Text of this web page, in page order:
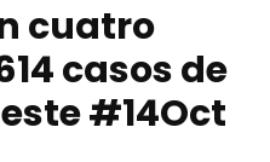
cuatro
casos de
#14Oct